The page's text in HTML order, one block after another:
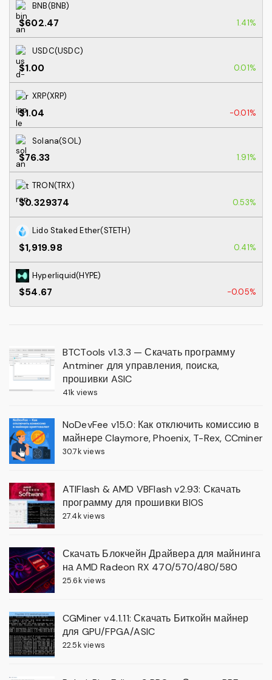
BNB(BNB)
$602.47 1.41%
USDC(USDC)
$1.00 0.01%
XRP(XRP)
$1.04 -0.01%
Solana(SOL)
$76.33 1.91%
TRON(TRX)
$0.329374 0.53%
Lido Staked Ether(STETH)
$1,919.98 0.41%
Hyperliquid(HYPE)
$54.67 -0.05%
BTCTools v1.3.3 — Скачать программу
Antminer для управления, поиска,
прошивки ASIC
41k views
NoDevFee v15.0: Как отключить комиссию в
майнере Claymore, Phoenix, T-Rex, CCminer
30.7k views
ATIFlash & AMD VBFlash v2.93: Скачать
программу для прошивки BIOS
27.4k views
Скачать Блокчейн Драйвера для майнинга
на AMD Radeon RX 470/570/480/580
25.6k views
CGMiner v4.1.11: Скачать Биткойн майнер
для GPU/FPGA/ASIC
22.5k views